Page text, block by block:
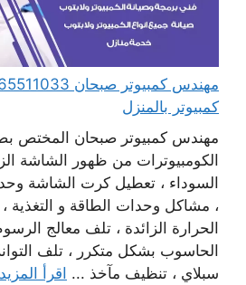
كمبيوتر بالمنزل
مهندس كمبيوتر صبحان المختص
الكومبيوترات من ظهور الشاشة
السوداء ، تعطيل كرت الشاشة
، مشاكل وحدات الطاقة و التغذية
الحرارة الزائدة ، تلف معالج
الحاسوب بشكل متكرر ، تلف
سبلاي ، تنظيف مآخذ ... اقرأ المزيد